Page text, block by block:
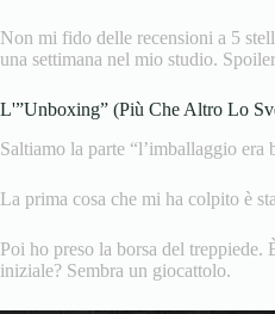
Non mi fido delle recensioni a 5
una settimana nel mio studio.
L'”Unboxing” (Più Che Altro Lo
Saltiamo la parte “l’imballaggio era
La prima cosa che mi ha colpito è
Poi ho preso la borsa del treppiede.
iniziale? Sembra un giocattolo.